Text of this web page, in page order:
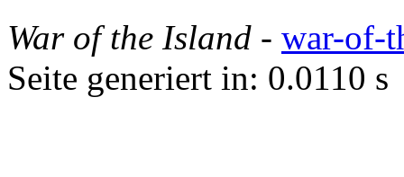
War of the Island - war-of-
Seite generiert in: 0.0110 s